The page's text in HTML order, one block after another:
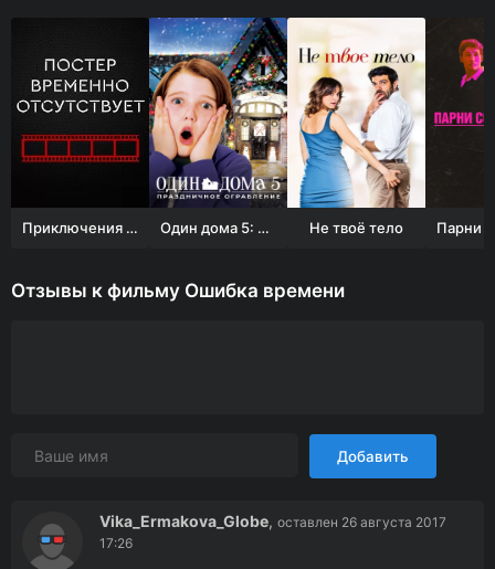
Приключения Гекльберри Финна Один дома 5: Праздничное ограбление Не твоё тело
Отзывы к фильму Ошибка времени
Добавить
Vika_Ermakova_Globe, оставлен 26 августа 2017
17:26